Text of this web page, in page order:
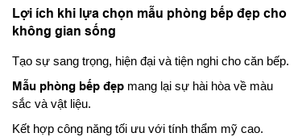
Lợi ích khi lựa chọn mẫu phòng bếp đẹp cho
không gian sống
Tạo sự sang trọng, hiện đại và tiện nghi cho căn bếp.
Mẫu phòng bếp đẹp mang lại sự hài hòa về màu
sắc và vật liệu.
Kết hợp công năng tối ưu với tính thẩm mỹ cao.